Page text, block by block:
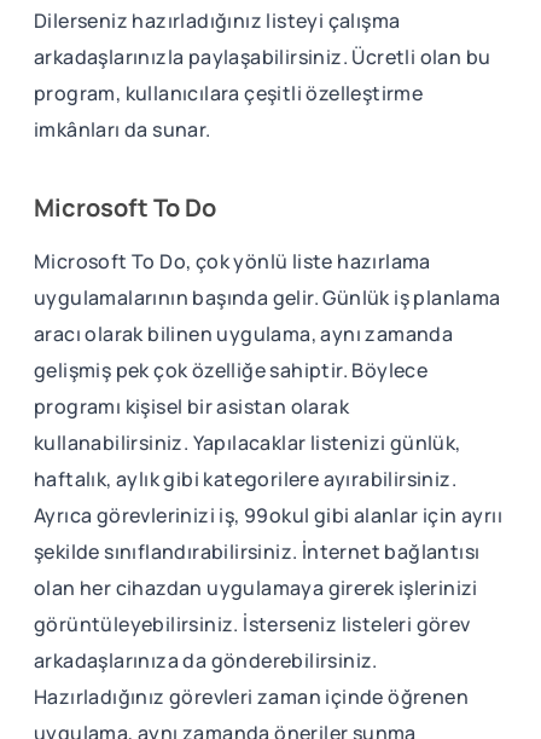
Dilerseniz hazırladığınız listeyi çalışma
arkadaşlarınızla paylaşabilirsiniz. Ücretli olan bu
program, kullanıcılara çeşitli özelleştirme
imkânları da sunar.
Microsoft To Do
Microsoft To Do, çok yönlü liste hazırlama
uygulamalarının başında gelir. Günlük iş planlama
aracı olarak bilinen uygulama, aynı zamanda
gelişmiş pek çok özelliğe sahiptir. Böylece
programı kişisel bir asistan olarak
kullanabilirsiniz. Yapılacaklar listenizi günlük,
haftalık, aylık gibi kategorilere ayırabilirsiniz.
Ayrıca görevlerinizi iş, 99okul gibi alanlar için ayrıı
şekilde sınıflandırabilirsiniz. İnternet bağlantısı
olan her cihazdan uygulamaya girerek işlerinizi
görüntüleyebilirsiniz. İsterseniz listeleri görev
arkadaşlarınıza da gönderebilirsiniz.
Hazırladığınız görevleri zaman içinde öğrenen
uygulama, aynı zamanda öneriler sunma